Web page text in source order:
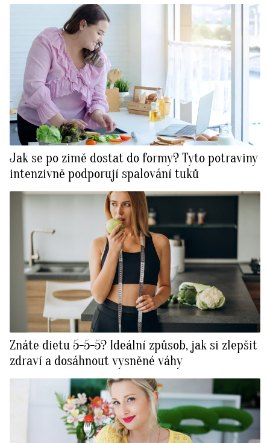
Jak se po zimě dostat do formy? Tyto potraviny
intenzivně podporují spalování tuků
Znáte dietu 5-5-5? Ideální způsob, jak si zlepšit
zdraví a dosáhnout vysněné váhy